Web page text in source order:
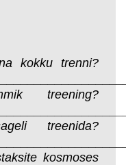
kokku trenni?
treening?
treenida?
kosmoses